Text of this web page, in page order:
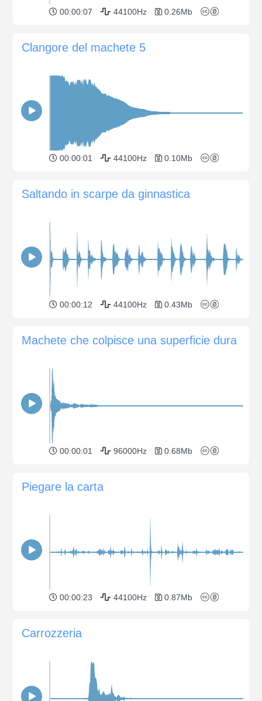
00:00:07 44100Hz 0.26Mb
Clangore del machete 5
00:00:01 44100Hz 0.10Mb
Saltando in scarpe da ginnastica
00:00:12 44100Hz 0.43Mb
Machete che colpisce una superficie dura
00:00:01 96000Hz 0.68Mb
Piegare la carta
00:00:23 44100Hz 0.87Mb
Carrozzeria